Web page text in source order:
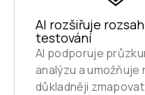
AI rozšiřuje rozsah
testování
AI podporuje
analýzu a umožňuje
důkladněji zmapovat